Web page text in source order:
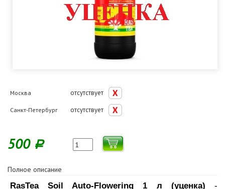
Москва отсутствует
Санкт-Петербург отсутствует
500 Р
Полное описание
RasTea Soil Auto-Flowering 1 л (уценка) -